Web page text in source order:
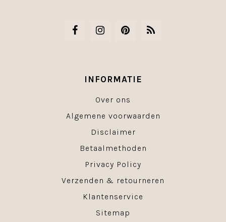
INFORMATIE
Over ons
Algemene voorwaarden
Disclaimer
Betaalmethoden
Privacy Policy
Verzenden & retourneren
Klantenservice
Sitemap